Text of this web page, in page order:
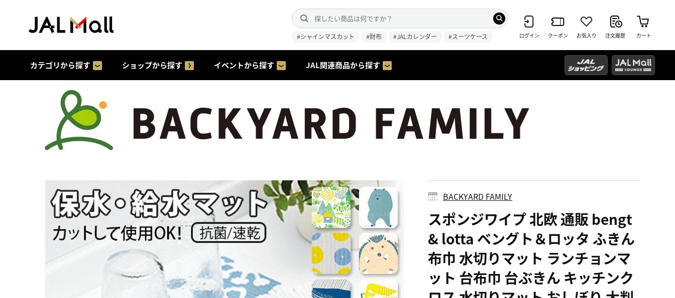
#シャインマスカット #財布 #JALカレンダー #スーツケース ログイン クーポン お気入り 注文履歴 カート
カテゴリから探す ショップから探す イベントから探す JAL関連商品から探す
BACKYARD FAMILY
スポンジワイプ 北欧 通販 bengt
& lotta ベングト＆ロッタ ふきん
布巾 水切りマット ランチョンマ
ット 台布巾 台ぶきん キッチンク